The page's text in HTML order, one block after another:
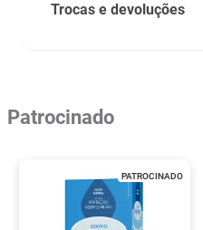
Trocas e devoluções
Patrocinado
PATROCINADO